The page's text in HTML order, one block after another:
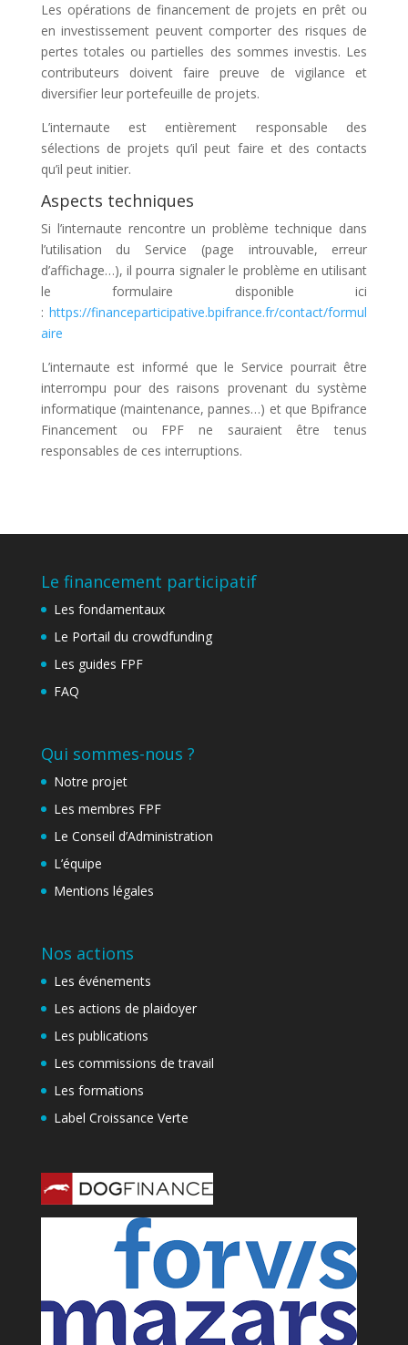
Les opérations de financement de projets en prêt ou
en investissement peuvent comporter des risques de
pertes totales ou partielles des sommes investis. Les
contributeurs doivent faire preuve de vigilance et
diversifier leur portefeuille de projets.
L’internaute est entièrement responsable des
sélections de projets qu’il peut faire et des contacts
qu’il peut initier.
Aspects techniques
Si l’internaute rencontre un problème technique dans
l’utilisation du Service (page introuvable, erreur
d’affichage…), il pourra signaler le problème en utilisant
le formulaire disponible ici
:https://financeparticipative.bpifrance.fr/contact/formul
aire
L’internaute est informé que le Service pourrait être
interrompu pour des raisons provenant du système
informatique (maintenance, pannes…) et que Bpifrance
Financement ou FPF ne sauraient être tenus
responsables de ces interruptions.
Le financement participatif
Les fondamentaux
Le Portail du crowdfunding
Les guides FPF
FAQ
Qui sommes-nous ?
Notre projet
Les membres FPF
Le Conseil d’Administration
L’équipe
Mentions légales
Nos actions
Les événements
Les actions de plaidoyer
Les publications
Les commissions de travail
Les formations
Label Croissance Verte